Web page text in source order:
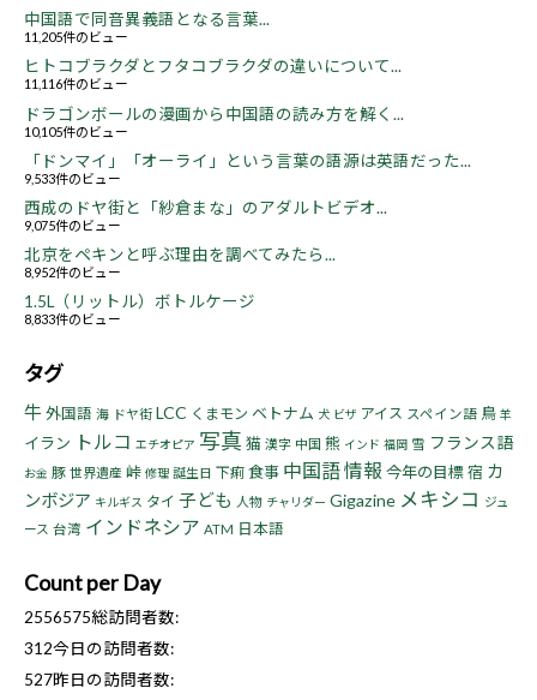
中国語で同音異義語となる言葉...
11,205件のビュー
ヒトコブラクダとフタコブラクダの違いについて...
11,116件のビュー
ドラゴンボールの漫画から中国語の読み方を解く...
10,105件のビュー
「ドンマイ」「オーライ」という言葉の語源は英語だった...
9,533件のビュー
西成のドヤ街と「紗倉まな」のアダルトビデオ...
9,075件のビュー
北京をペキンと呼ぶ理由を調べてみたら...
8,952件のビュー
1.5L（リットル）ボトルケージ
8,833件のビュー
タグ
牛 外国語 海 ドヤ街 LCC くまモン ベトナム 犬 ビザ アイス スペイン語 鳥 羊
イラン トルコ エチオピア 写真 猫 漢字 中国 熊 インド 福岡 雪 フランス語
お金 豚 世界遺産 峠 修理 誕生日 下痢 食事 中国語情報 今年の目標宿 カ
ンボジア キルギス タイ 子ども 人物 チャリダー Gigazine メキシコ ジュ
ース 台湾 インドネシア ATM 日本語
Count per Day
2556575総訪問者数:
312今日の訪問者数:
527昨日の訪問者数: